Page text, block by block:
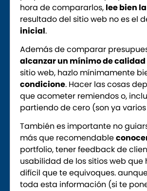
hora de compararlos, lee bien
resultado del sitio web no es el
inicial.
Además de comparar
alcanzar un mínimo de
sitio web, hazlo mínimamente
condicione. Hacer las cosas
que acometer remiendos o,
partiendo de cero (son ya
También es importante no
más que recomendable
portfolio, tener feedback de
usabilidad de los sitios web
difícil que te equivoques.
toda esta información (si te